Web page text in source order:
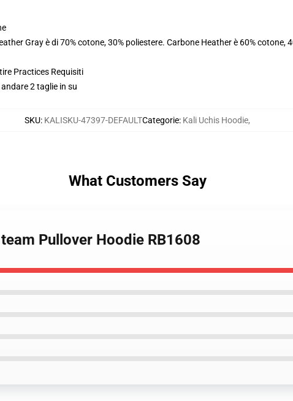
Gray è di 70% cotone, 30% poliestere. Carbone Heather è 60% cotone,
Practices Requisiti
2 taglie in su
SKU: KALISKU-47397-DEFAULTCategorie: Kali Uchis Hoodie,
What Customers Say
Pullover Hoodie RB1608